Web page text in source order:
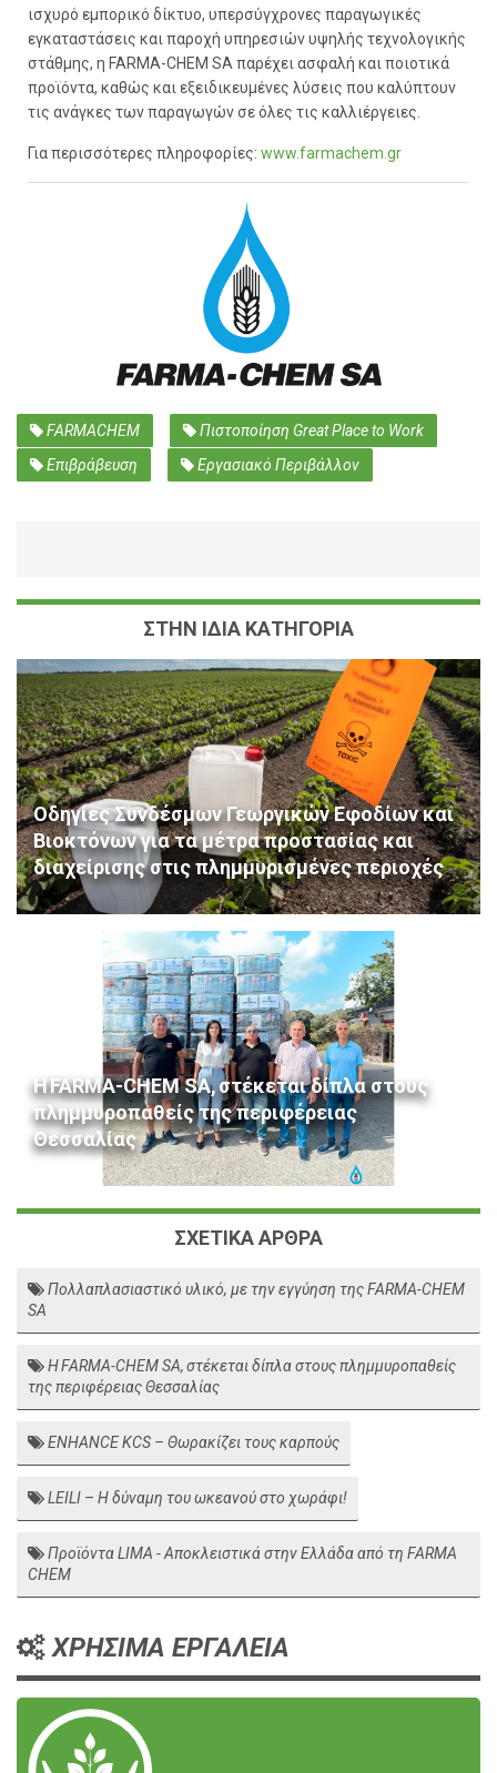
ισχυρό εμπορικό δίκτυο, υπερσύγχρονες παραγωγικές
εγκαταστάσεις και παροχή υπηρεσιών υψηλής τεχνολογικής
στάθμης, η FARMA-CHEM SA παρέχει ασφαλή και ποιοτικά
προϊόντα, καθώς και εξειδικευμένες λύσεις που καλύπτουν
τις ανάγκες των παραγωγών σε όλες τις καλλιέργειες.
Για περισσότερες πληροφορίες: www.farmachem.gr
FARMACHEM
Πιστοποίηση Great Place to Work
Επιβράβευση
Εργασιακό Περιβάλλον
ΣΤΗΝ ΙΔΙΑ ΚΑΤΗΓΟΡΙΑ
Οδηγίες Συνδέσμων Γεωργικών Εφοδίων και
Βιοκτόνων για τα μέτρα προστασίας και
διαχείρισης στις πλημμυρισμένες περιοχές
Η FARMA-CHEM SA, στέκεται δίπλα στους
πλημμυροπαθείς της περιφέρειας
Θεσσαλίας
ΣΧΕΤΙΚΑ ΑΡΘΡΑ
Πολλαπλασιαστικό υλικό, με την εγγύηση της FARMA-CHEM
SA
Η FARMA-CHEM SA, στέκεται δίπλα στους πλημμυροπαθείς
της περιφέρειας Θεσσαλίας
ENHANCE KCS – Θωρακίζει τους καρπούς
LEILI – H δύναμη του ωκεανού στο χωράφι!
Προϊόντα LIMA - Αποκλειστικά στην Ελλάδα από τη FARMA
CHEM
ΧΡΗΣΙΜΑ ΕΡΓΑΛΕΙΑ